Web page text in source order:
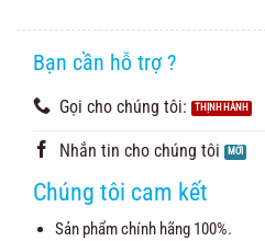
Bạn cần hỗ trợ ?
Gọi cho chúng tôi:
Nhắn tin cho chúng tôi
Chúng tôi cam kết
Sản phẩm chính hãng 100%.